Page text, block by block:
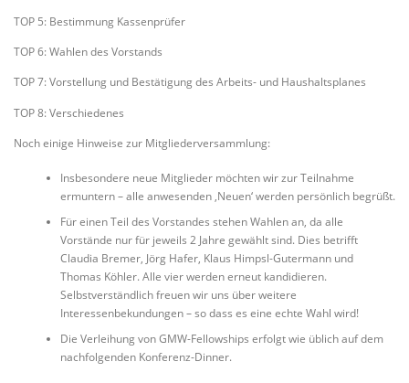
TOP 5: Bestimmung Kassenprüfer
TOP 6: Wahlen des Vorstands
TOP 7: Vorstellung und Bestätigung des Arbeits- und Haushaltsplanes
TOP 8: Verschiedenes
Noch einige Hinweise zur Mitgliederversammlung:
Insbesondere neue Mitglieder möchten wir zur Teilnahme
ermuntern – alle anwesenden ‚Neuen‘ werden persönlich begrüßt.
Für einen Teil des Vorstandes stehen Wahlen an, da alle
Vorstände nur für jeweils 2 Jahre gewählt sind. Dies betrifft
Claudia Bremer, Jörg Hafer, Klaus Himpsl-Gutermann und
Thomas Köhler. Alle vier werden erneut kandidieren.
Selbstverständlich freuen wir uns über weitere
Interessenbekundungen – so dass es eine echte Wahl wird!
Die Verleihung von GMW-Fellowships erfolgt wie üblich auf dem
nachfolgenden Konferenz-Dinner.